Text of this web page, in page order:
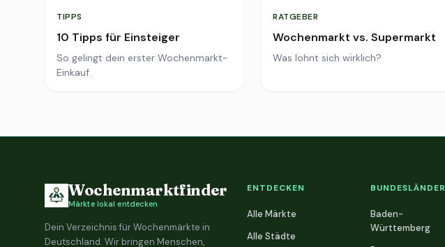
TIPPS
10 Tipps für Einsteiger
So gelingt dein erster Wochenmarkt-
Einkauf.
RATGEBER
Wochenmarkt vs. Supermarkt
Was lohnt sich wirklich?
Wochenmarktfinder
Märkte lokal entdecken
Dein Verzeichnis für Wochenmärkte in
Deutschland. Wir bringen Menschen,
ENTDECKEN
Alle Märkte
Alle Städte
BUNDESLÄNDER
Baden-
Württemberg